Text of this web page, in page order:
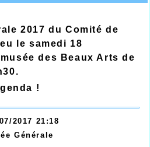
2017 du Comité de
le samedi 18
des Beaux Arts de
!
2017 21:18
Générale